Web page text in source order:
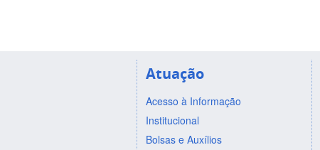
Atuação
Acesso à Informação
Institucional
Bolsas e Auxílios